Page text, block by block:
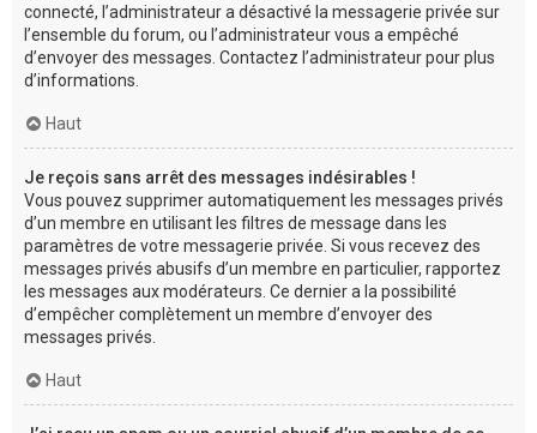
connecté, l’administrateur a désactivé la messagerie privée sur
l’ensemble du forum, ou l’administrateur vous a empêché
d’envoyer des messages. Contactez l’administrateur pour plus
d’informations.
Haut
Je reçois sans arrêt des messages indésirables !
Vous pouvez supprimer automatiquement les messages privés
d’un membre en utilisant les filtres de message dans les
paramètres de votre messagerie privée. Si vous recevez des
messages privés abusifs d’un membre en particulier, rapportez
les messages aux modérateurs. Ce dernier a la possibilité
d’empêcher complètement un membre d’envoyer des
messages privés.
Haut